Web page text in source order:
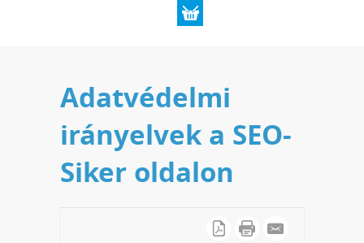
Adatvédelmi
irányelvek a SEO-
Siker oldalon